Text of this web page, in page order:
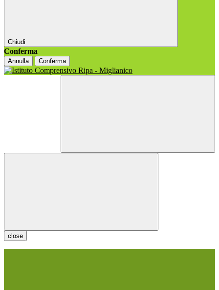
Chiudi
Conferma
Annulla Conferma
close